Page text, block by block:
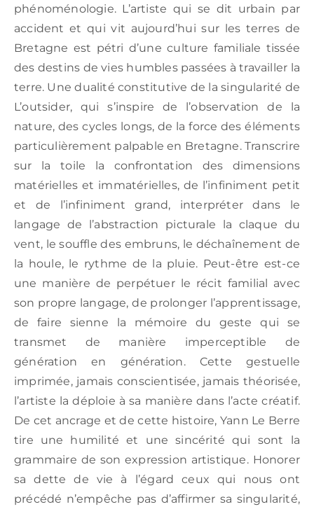
phénoménologie. L’artiste qui se dit urbain par
accident et qui vit aujourd’hui sur les terres de
Bretagne est pétri d’une culture familiale tissée
des destins de vies humbles passées à travailler la
terre. Une dualité constitutive de la singularité de
L’outsider, qui s’inspire de l’observation de la
nature, des cycles longs, de la force des éléments
particulièrement palpable en Bretagne. Transcrire
sur la toile la confrontation des dimensions
matérielles et immatérielles, de l’infiniment petit
et de l’infiniment grand, interpréter dans le
langage de l’abstraction picturale la claque du
vent, le souffle des embruns, le déchaînement de
la houle, le rythme de la pluie. Peut-être est-ce
une manière de perpétuer le récit familial avec
son propre langage, de prolonger l’apprentissage,
de faire sienne la mémoire du geste qui se
transmet de manière imperceptible de
génération en génération. Cette gestuelle
imprimée, jamais conscientisée, jamais théorisée,
l’artiste la déploie à sa manière dans l’acte créatif.
De cet ancrage et de cette histoire, Yann Le Berre
tire une humilité et une sincérité qui sont la
grammaire de son expression artistique. Honorer
sa dette de vie à l’égard ceux qui nous ont
précédé n’empêche pas d’affirmer sa singularité,